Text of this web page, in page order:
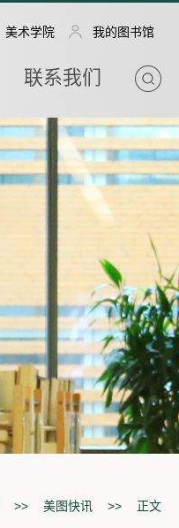
美术学院 我的图书馆
联系我们
>> 美图快讯 >> 正文